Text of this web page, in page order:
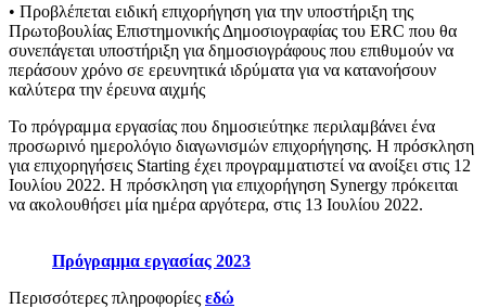
• Προβλέπεται ειδική επιχορήγηση για την υποστήριξη της
Πρωτοβουλίας Επιστημονικής Δημοσιογραφίας του ERC που θα
συνεπάγεται υποστήριξη για δημοσιογράφους που επιθυμούν να
περάσουν χρόνο σε ερευνητικά ιδρύματα για να κατανοήσουν
καλύτερα την έρευνα αιχμής
Το πρόγραμμα εργασίας που δημοσιεύτηκε περιλαμβάνει ένα
προσωρινό ημερολόγιο διαγωνισμών επιχορήγησης. Η πρόσκληση
για επιχορηγήσεις Starting έχει προγραμματιστεί να ανοίξει στις 12
Ιουλίου 2022. Η πρόσκληση για επιχορήγηση Synergy πρόκειται
να ακολουθήσει μία ημέρα αργότερα, στις 13 Ιουλίου 2022.
Πρόγραμμα εργασίας 2023
Περισσότερες πληροφορίες εδώ